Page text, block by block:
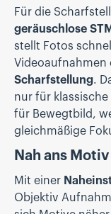
Für die
geräuschlose
stellt Fotos
Videoaufnahmen
Scharfstellung.
nur für
für Bewegtbild,
gleichmäßige
Nah ans Motiv
Mit einer
Objektiv